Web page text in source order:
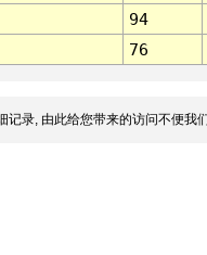
94
76
记录, 由此给您带来的访问不便我